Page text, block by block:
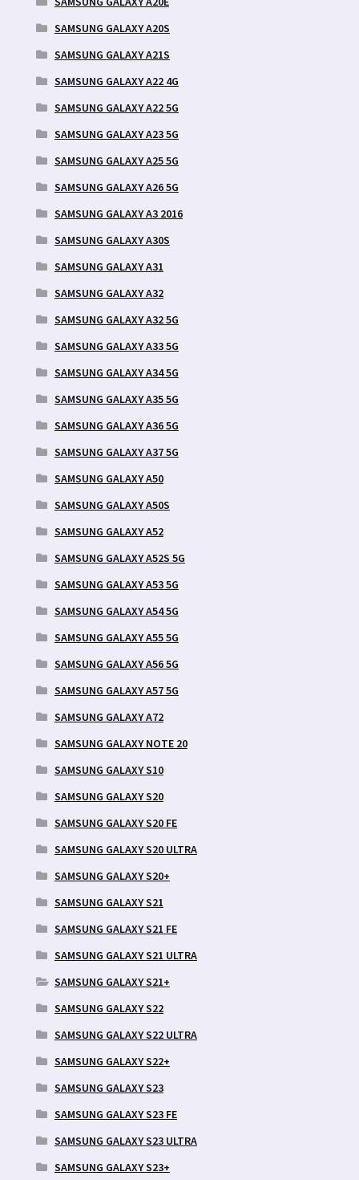
SAMSUNG GALAXY A20S
SAMSUNG GALAXY A21S
SAMSUNG GALAXY A22 4G
SAMSUNG GALAXY A22 5G
SAMSUNG GALAXY A23 5G
SAMSUNG GALAXY A25 5G
SAMSUNG GALAXY A26 5G
SAMSUNG GALAXY A3 2016
SAMSUNG GALAXY A30S
SAMSUNG GALAXY A31
SAMSUNG GALAXY A32
SAMSUNG GALAXY A32 5G
SAMSUNG GALAXY A33 5G
SAMSUNG GALAXY A34 5G
SAMSUNG GALAXY A35 5G
SAMSUNG GALAXY A36 5G
SAMSUNG GALAXY A37 5G
SAMSUNG GALAXY A50
SAMSUNG GALAXY A50S
SAMSUNG GALAXY A52
SAMSUNG GALAXY A52S 5G
SAMSUNG GALAXY A53 5G
SAMSUNG GALAXY A54 5G
SAMSUNG GALAXY A55 5G
SAMSUNG GALAXY A56 5G
SAMSUNG GALAXY A57 5G
SAMSUNG GALAXY A72
SAMSUNG GALAXY NOTE 20
SAMSUNG GALAXY S10
SAMSUNG GALAXY S20
SAMSUNG GALAXY S20 FE
SAMSUNG GALAXY S20 ULTRA
SAMSUNG GALAXY S20+
SAMSUNG GALAXY S21
SAMSUNG GALAXY S21 FE
SAMSUNG GALAXY S21 ULTRA
SAMSUNG GALAXY S21+
SAMSUNG GALAXY S22
SAMSUNG GALAXY S22 ULTRA
SAMSUNG GALAXY S22+
SAMSUNG GALAXY S23
SAMSUNG GALAXY S23 FE
SAMSUNG GALAXY S23 ULTRA
SAMSUNG GALAXY S23+